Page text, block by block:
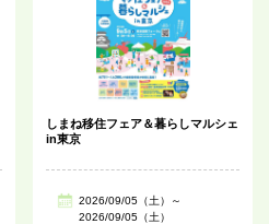
しまね移住フェア＆暮らしマルシェ
in東京
2026/09/05（土）～
2026/09/05（土）